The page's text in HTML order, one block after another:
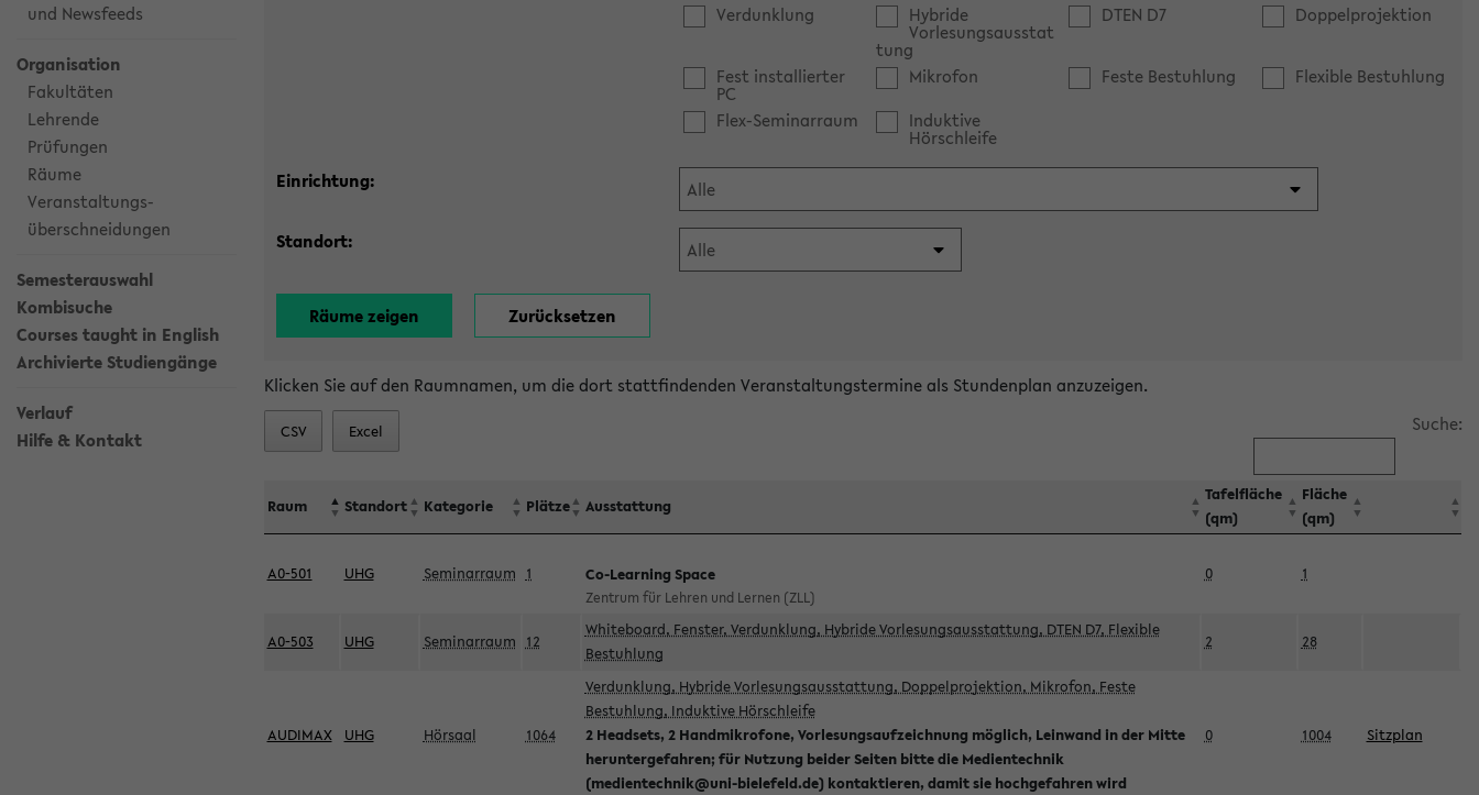
und Newsfeeds
Organisation
Fakultäten
Lehrende
Prüfungen
Räume
Veranstaltungs-
überschneidungen
Semesterauswahl
Kombisuche
Courses taught in English
Archivierte Studiengänge
Verlauf
Hilfe & Kontakt
Verdunklung
Hybride
Vorlesungsausstat
tung
DTEN D7 Doppelprojektion
Fest installierter
PC
Mikrofon Feste Bestuhlung
Flexible Bestuhlung
Flex-Seminarraum
Induktive
Hörschleife
Einrichtung:
Standort:
Klicken Sie auf den Raumnamen, um die dort stattfindenden Veranstaltungstermine als Stundenplan anzuzeigen.
CSV Excel Suche:
Raum Standort Kategorie Plätze Ausstattung
Tafelfläche
(qm)
Fläche
(qm)
A0-501 UHG Seminarraum 1 Co-Learning Space
Zentrum für Lehren und Lernen (ZLL)
0 1
A0-503 UHG Seminarraum 12
Whiteboard, Fenster, Verdunklung, Hybride Vorlesungsausstattung, DTEN D7, Flexible
Bestuhlung
2 28
AUDIMAX UHG Hörsaal 1064
Verdunklung, Hybride Vorlesungsausstattung, Doppelprojektion, Mikrofon, Feste
Bestuhlung, Induktive Hörschleife
2 Headsets, 2 Handmikrofone, Vorlesungsaufzeichnung möglich, Leinwand in der Mitte
heruntergefahren; für Nutzung beider Seiten bitte die Medientechnik
(medientechnik@uni-bielefeld.de) kontaktieren, damit sie hochgefahren wird
0 1004 Sitzplan